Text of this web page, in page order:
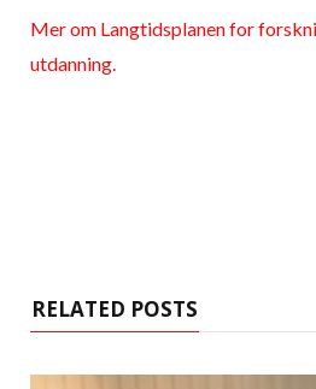
Mer om Langtidsplanen for
utdanning.
RELATED POSTS